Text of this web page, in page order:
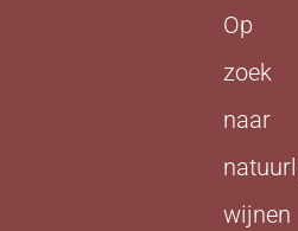
Op
zoek
naar
wijnen